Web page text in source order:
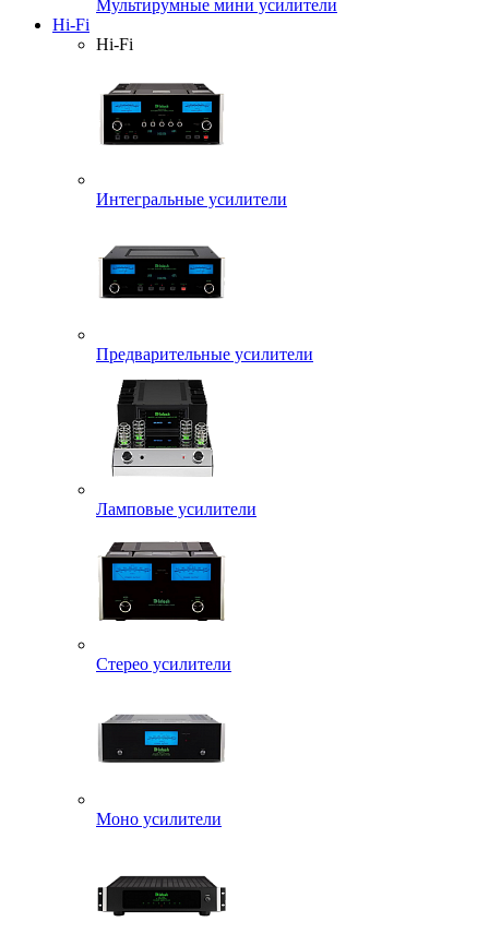
Мультирумные мини усилители
Hi-Fi
Hi-Fi
Интегральные усилители
Предварительные усилители
Ламповые усилители
Стерео усилители
Моно усилители